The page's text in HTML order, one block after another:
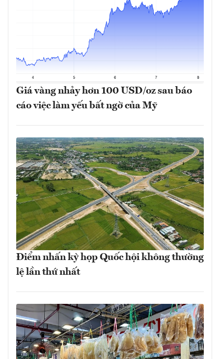
Giá vàng nhảy hơn 100 USD/oz sau báo
cáo việc làm yếu bất ngờ của Mỹ
Điểm nhấn kỳ họp Quốc hội không thường
lệ lần thứ nhất